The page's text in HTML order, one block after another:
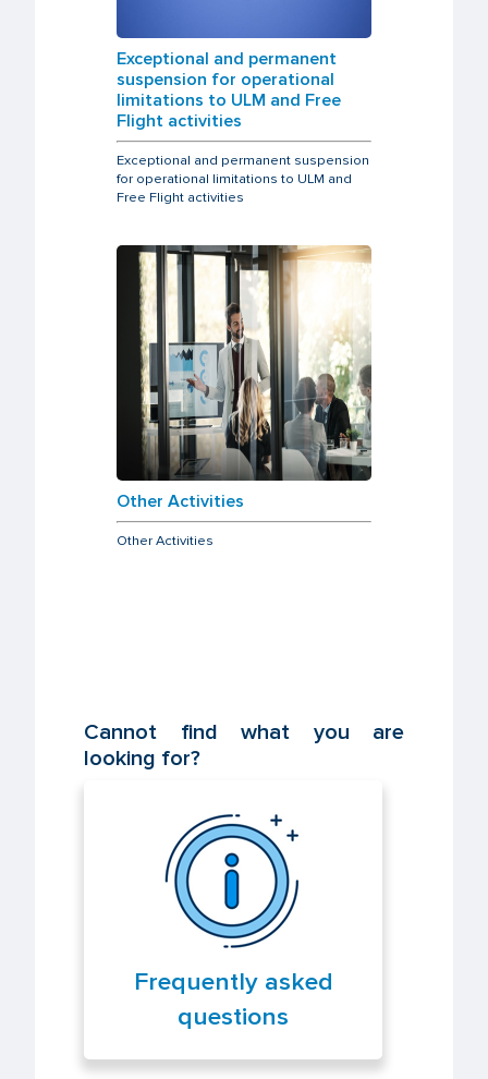
Exceptional and permanent
suspension for operational
limitations to ULM and Free
Flight activities
Exceptional and permanent suspension
for operational limitations to ULM and
Free Flight activities
Other Activities
Other Activities
Cannot find what you are
looking for?
Frequently asked
questions